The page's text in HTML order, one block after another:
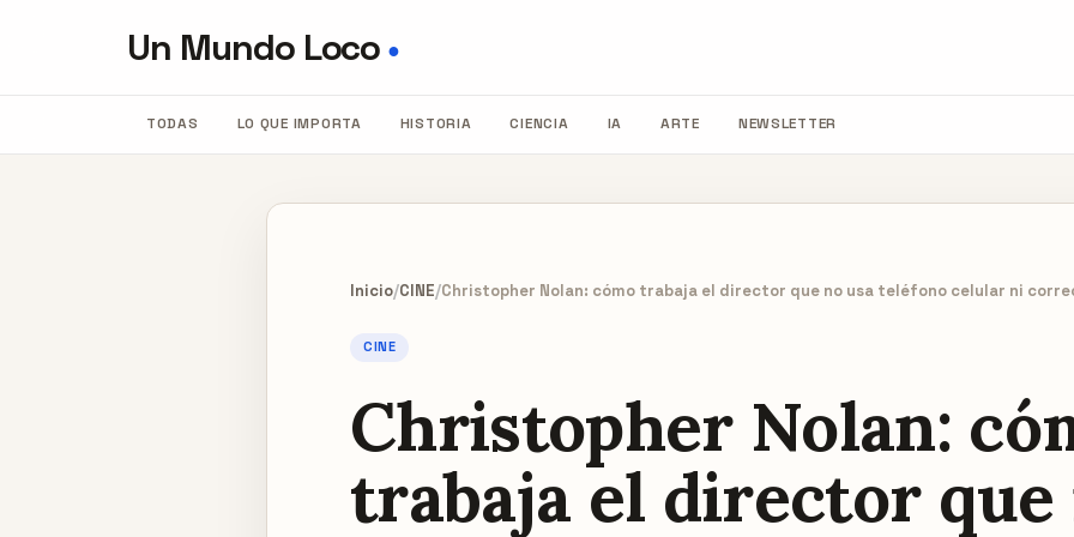
Un Mundo Loco ●
TODAS LO QUE IMPORTA HISTORIA CIENCIA IA ARTE NEWSLETTER
Inicio/CINE/Christopher Nolan: cómo trabaja el director que no usa teléfono celular ni
CINE
Christopher Nolan:
trabaja el director que